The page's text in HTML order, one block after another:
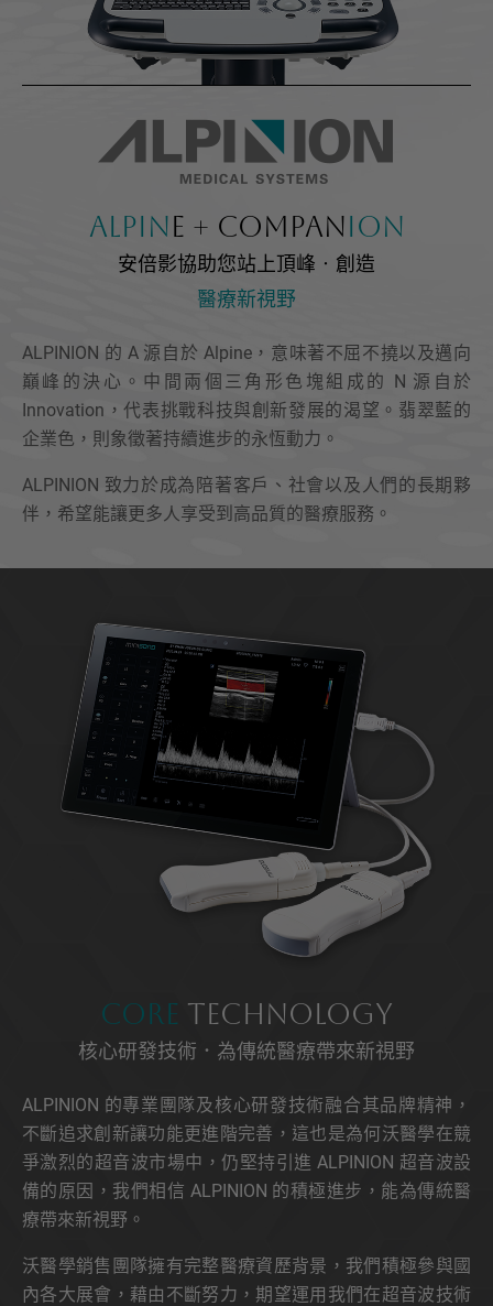
諮詢表單
Alpine + Companion
安倍影協助您站上頂峰‧創造
醫療新視野
ALPINION 的 A 源自於 Alpine，意味著不屈不撓以及邁向
巔峰的決心。中間兩個三角形色塊組成的 N 源自於
Innovation，代表挑戰科技與創新發展的渴望。翡翠藍的
企業色，則象徵著持續進步的永恆動力。
ALPINION 致力於成為陪著客戶、社會以及人們的長期夥
伴，希望能讓更多人享受到高品質的醫療服務。
Core Technology
核心研發技術．為傳統醫療帶來新視野
ALPINION 的專業團隊及核心研發技術融合其品牌精神，
不斷追求創新讓功能更進階完善，這也是為何沃醫學在競
爭激烈的超音波市場中，仍堅持引進 ALPINION 超音波設
備的原因，我們相信 ALPINION 的積極進步，能為傳統醫
療帶來新視野。
沃醫學銷售團隊擁有完整醫療資歷背景，我們積極參與國
內各大展會，藉由不斷努力，期望運用我們在超音波技術